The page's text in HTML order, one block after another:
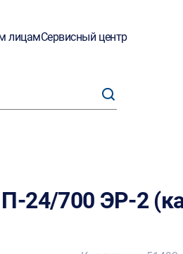
лицамСервисный центр
24/700 ЭР-2